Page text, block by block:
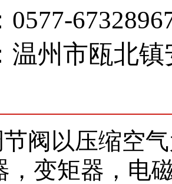
0577-
温州市瓯北
阀以压缩空
，变矩器，电